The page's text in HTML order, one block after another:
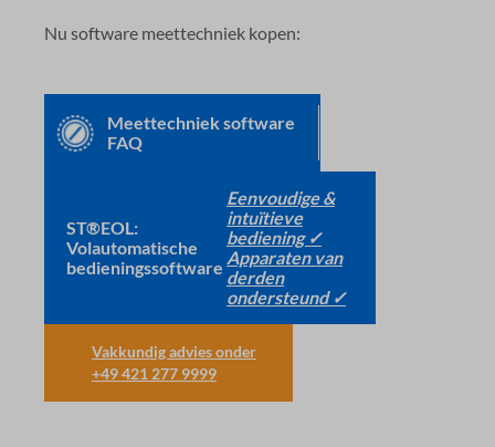
Nu software meettechniek kopen:
Meettechniek software
FAQ
ST®EOL:
Volautomatische
bedieningssoftware
Eenvoudige &
intuïtieve
bediening ✓
Apparaten van
derden
ondersteund ✓
Vakkundig advies onder
+49 421 277 9999